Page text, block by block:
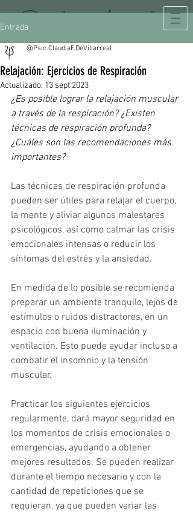
Psicología Integral
Entrada
Relajación: Ejercicios de Respiración
@Psic.ClaudiaF.DeVillarreal
Actualizado: 13 sept 2023
¿Es posible lograr la relajación muscular
a través de la respiración? ¿Existen
técnicas de respiración profunda?
¿Cuáles son las recomendaciones más
importantes?
Las técnicas de respiración profunda
pueden ser útiles para relajar el cuerpo,
la mente y aliviar algunos malestares
psicológicos, así como calmar las crisis
emocionales intensas o reducir los
síntomas del estrés y la ansiedad.
En medida de lo posible se recomienda
preparar un ambiente tranquilo, lejos de
estímulos o ruidos distractores, en un
espacio con buena iluminación y
ventilación. Esto puede ayudar incluso a
combatir el insomnio y la tensión
muscular.
Practicar los siguientes ejercicios
regularmente, dará mayor seguridad en
los momentos de crisis emocionales o
emergencias, ayudando a obtener
mejores resultados. Se pueden realizar
durante el tiempo necesario y con la
cantidad de repeticiones que se
requieran, ya que pueden variar las